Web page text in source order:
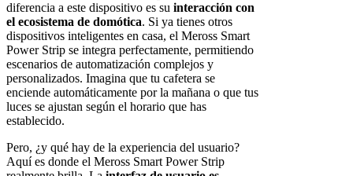
diferencia a este dispositivo es su interacción con
el ecosistema de domótica. Si ya tienes otros
dispositivos inteligentes en casa, el Meross Smart
Power Strip se integra perfectamente, permitiendo
escenarios de automatización complejos y
personalizados. Imagina que tu cafetera se
enciende automáticamente por la mañana o que tus
luces se ajustan según el horario que has
establecido.
Pero, ¿y qué hay de la experiencia del usuario?
Aquí es donde el Meross Smart Power Strip